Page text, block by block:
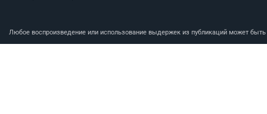
Любое воспроизведение или использование выдержек из публикаций может